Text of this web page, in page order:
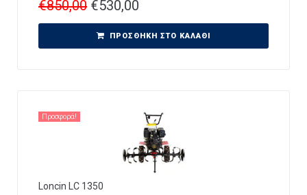
€850,00 €530,00
ΠΡΟΣΘΉΚΗ ΣΤΟ ΚΑΛΆΘΙ
Προσφορά!
Loncin LC 1350